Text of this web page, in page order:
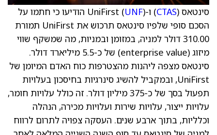
סינטאס (CTAS) ו-UniFirst ( UNF
) הודיעו כי חתמו על
הסכם סופי שלפיו סינטאס תרכוש את UniFirst תמורת
310.00 דולר למניה, במזומן ובמניות, מה שמשקף שווי
מיזוג (enterprise value) של כ-5.5 מיליארד דולר.
סינטאס מצפה ליהנות מהצטרפות כוח האדם המיומן של
UniFirst, ובמקביל להשיג סינרגיות בחיסכון בעלויות
תפעול בסך של כ-375 מיליון דולר. זה כולל עלויות חומר,
עלויות ייצור, עלויות שירות ועלויות מכירה, הנהלה
וכלליות, בתוך ארבע שנים. העסקה צפויה לתרום לרווח